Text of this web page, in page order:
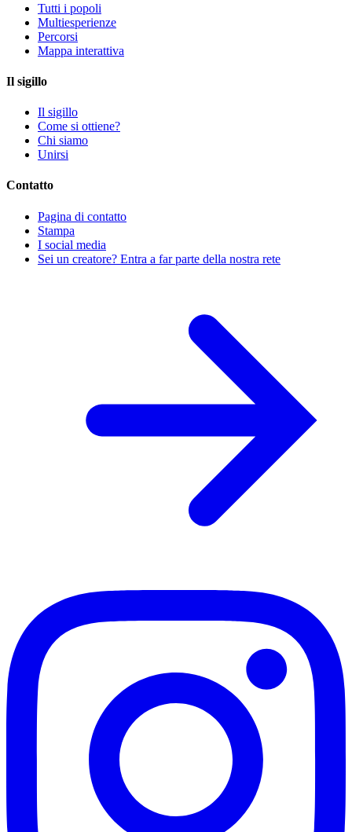
Tutti i popoli
Multiesperienze
Percorsi
Mappa interattiva
Il sigillo
Il sigillo
Come si ottiene?
Chi siamo
Unirsi
Contatto
Pagina di contatto
Stampa
I social media
Sei un creatore? Entra a far parte della nostra rete